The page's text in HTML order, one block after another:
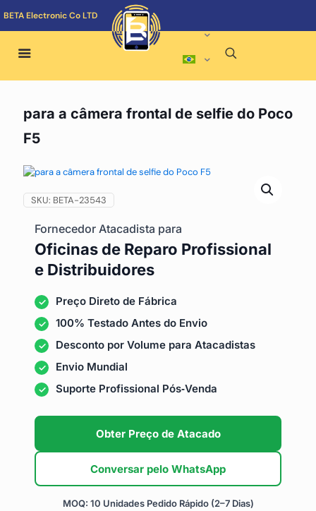
BETA Electronic Co LTD
para a câmera frontal de selfie do Poco
F5
SKU: BETA-23543
Fornecedor Atacadista para
Oficinas de Reparo Profissional
e Distribuidores
Preço Direto de Fábrica
100% Testado Antes do Envio
Desconto por Volume para Atacadistas
Envio Mundial
Suporte Profissional Pós‑Venda
Obter Preço de Atacado
Conversar pelo WhatsApp
MOQ: 10 Unidades Pedido Rápido (2–7 Dias)